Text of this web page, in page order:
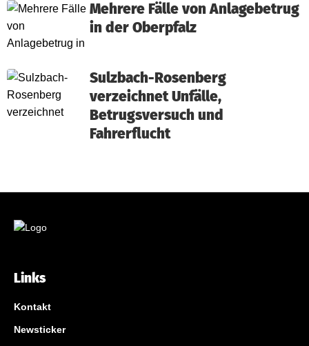
Mehrere Fälle von Anlagebetrug
in der Oberpfalz
Sulzbach-Rosenberg
verzeichnet Unfälle,
Betrugsversuch und
Fahrerflucht
Links
Kontakt
Newsticker